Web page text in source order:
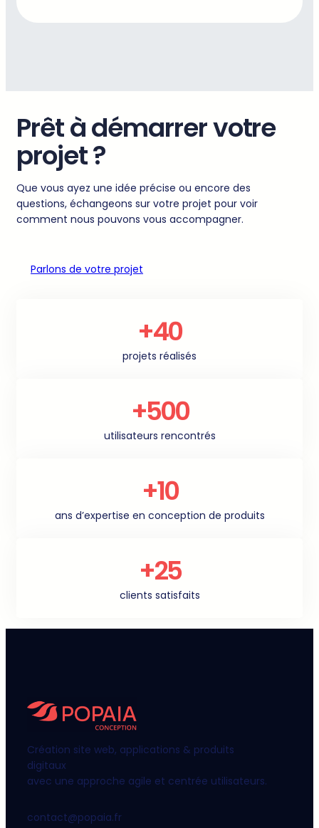
Prêt à démarrer votre
projet ?
Que vous ayez une idée précise ou encore des
questions, échangeons sur votre projet pour voir
comment nous pouvons vous accompagner.
Parlons de votre projet
+40
projets réalisés
+500
utilisateurs rencontrés
+10
ans d’expertise en conception de produits
+25
clients satisfaits
Création site web, applications & produits
digitaux
avec une approche agile et centrée utilisateurs.
contact@popaia.fr